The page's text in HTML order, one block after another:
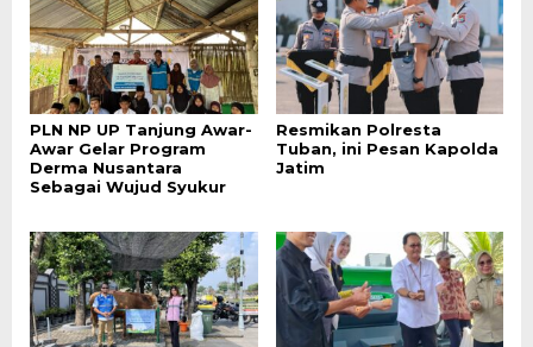
PLN NP UP Tanjung Awar-
Awar Gelar Program
Derma Nusantara
Sebagai Wujud Syukur
Resmikan Polresta
Tuban, ini Pesan Kapolda
Jatim